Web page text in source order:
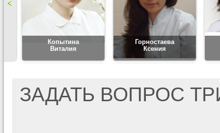
Копытина
Виталия
Горностаева
Ксения
ЗАДАТЬ ВОПРОС